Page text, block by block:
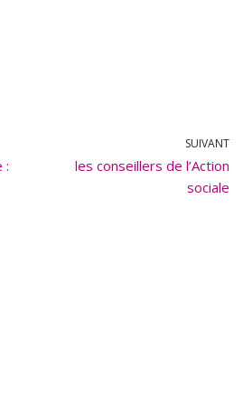
:
SUIVANT
les conseillers de l’Action
sociale